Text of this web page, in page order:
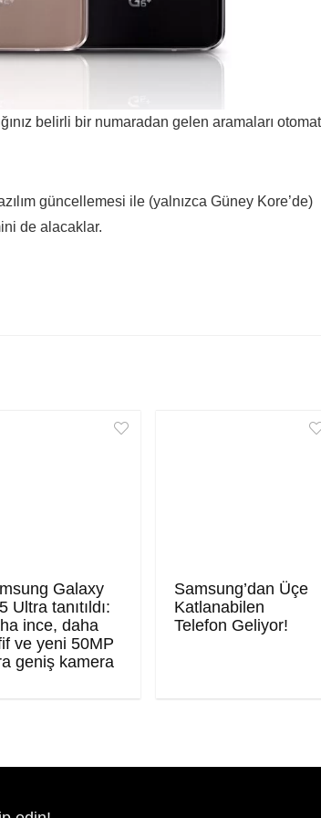
belirli bir numaradan gelen aramaları
güncellemesi ile (yalnızca Güney Kore’de)
de alacaklar.
Galaxy
Ultra tanıtıldı:
ince, daha
ve yeni 50MP
geniş kamera
Samsung’dan Üçe
Katlanabilen
Telefon Geliyor!